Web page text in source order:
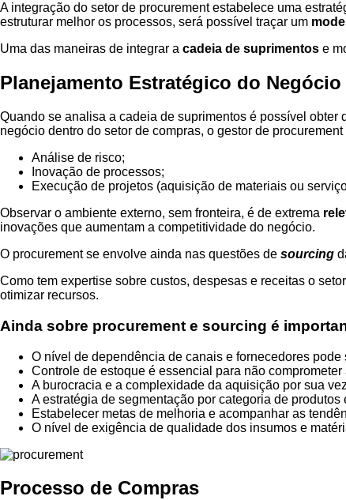
A integração do setor de procurement estabelece uma
estruturar melhor os processos, será possível traçar um
Uma das maneiras de integrar a cadeia de suprimentos e
Planejamento Estratégico do Negócio
Quando se analisa a cadeia de suprimentos é possível
negócio dentro do setor de compras, o gestor de
Análise de risco;
Inovação de processos;
Execução de projetos (aquisição de materiais ou
Observar o ambiente externo, sem fronteira, é de extrema
inovações que aumentam a competitividade do negócio.
O procurement se envolve ainda nas questões de sourcing
Como tem expertise sobre custos, despesas e receitas o
otimizar recursos.
Ainda sobre procurement e sourcing é
O nível de dependência de canais e fornecedores pode
Controle de estoque é essencial para não
A burocracia e a complexidade da aquisição por sua
A estratégia de segmentação por categoria de
Estabelecer metas de melhoria e acompanhar as
O nível de exigência de qualidade dos insumos e
Processo de Compras